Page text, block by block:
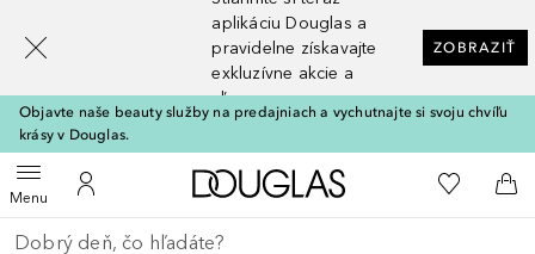
aplikáciu Douglas a
pravidelne získavajte
exkluzívne akcie a
zľavy
ZOBRAZIŤ
Objavte naše beauty služby na predajniach a vychutnajte si svoju chvíľu
krásy v Douglas.
MenuOtvoriť menuDo môjho účtu
Domov Do môjho
Do
Choď späť
Vykonajte vyhľadávanie
[navigation.slideout.screenreader]